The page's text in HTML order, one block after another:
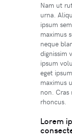
Nam ut
urna.
ipsum
maximus
neque
dignissim
ipsum
eget
maximus
non.
rhoncus.
Lorem